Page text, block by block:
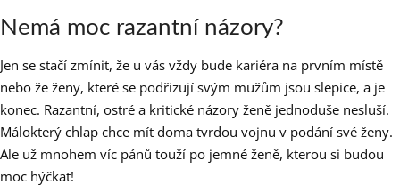
Nemá moc razantní názory?
Jen se stačí zmínit, že u vás vždy bude kariéra na prvním místě
nebo že ženy, které se podřizují svým mužům jsou slepice, a je
konec. Razantní, ostré a kritické názory ženě jednoduše nesluší.
Málokterý chlap chce mít doma tvrdou vojnu v podání své ženy.
Ale už mnohem víc pánů touží po jemné ženě, kterou si budou
moc hýčkat!